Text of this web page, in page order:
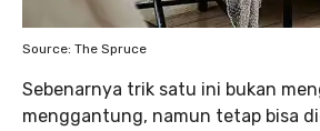
Source: The Spruce
Sebenarnya trik satu ini bukan
menggantung, namun tetap bisa